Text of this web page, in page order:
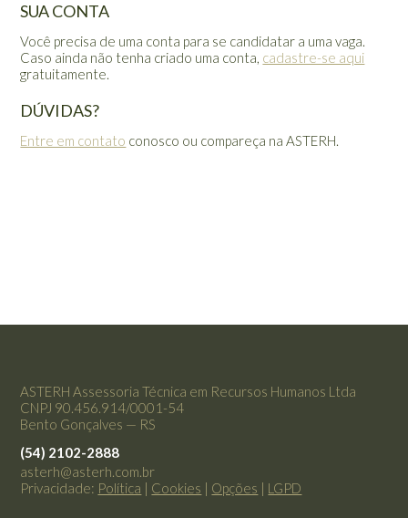
SUA CONTA
Você precisa de uma conta para se candidatar a uma vaga.
Caso ainda não tenha criado uma conta, cadastre-se aqui
gratuitamente.
DÚVIDAS?
Entre em contato conosco ou compareça na ASTERH.
ASTERH Assessoria Técnica em Recursos Humanos Ltda
CNPJ 90.456.914/0001-54
Bento Gonçalves — RS
(54) 2102-2888
asterh@asterh.com.br
Privacidade: Política | Cookies | Opções | LGPD